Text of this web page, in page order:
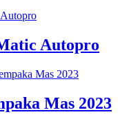
Autopro
Mas 2023